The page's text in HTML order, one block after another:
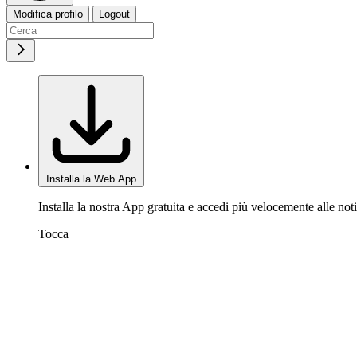
Modifica profilo Logout
Installa la Web App
Installa la nostra App gratuita e accedi più velocemente alle
Tocca